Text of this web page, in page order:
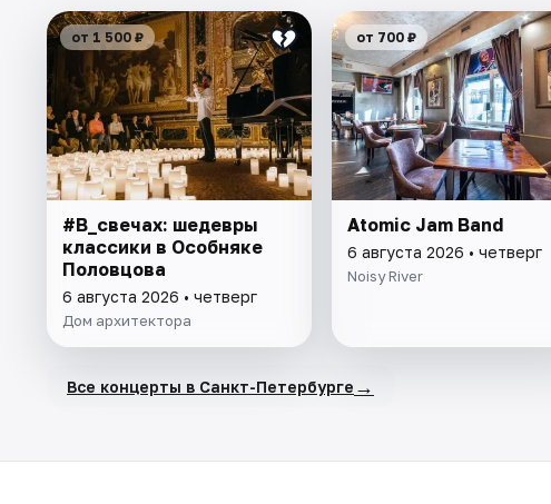
от 1 500 ₽
#В_свечах: шедевры
классики в Особняке
Половцова
6 августа 2026 • четверг
Дом архитектора
от 700 ₽
Atomic Jam Band
6 августа 2026 • четверг
Noisy River
Все концерты в Санкт-Петербурге →